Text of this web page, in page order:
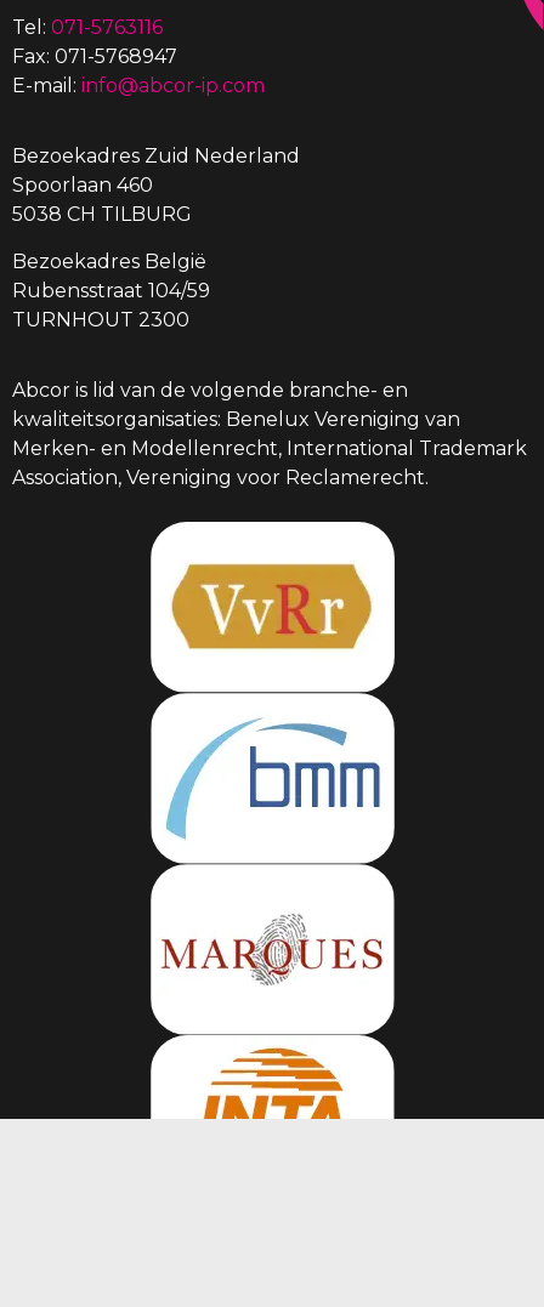
Tel: 071-5763116
Fax: 071-5768947
E-mail: info@abcor-ip.com
Bezoekadres Zuid Nederland
Spoorlaan 460
5038 CH TILBURG
Bezoekadres België
Rubensstraat 104/59
TURNHOUT 2300
Abcor is lid van de volgende branche- en
kwaliteitsorganisaties: Benelux Vereniging van
Merken- en Modellenrecht, International Trademark
Association, Vereniging voor Reclamerecht.